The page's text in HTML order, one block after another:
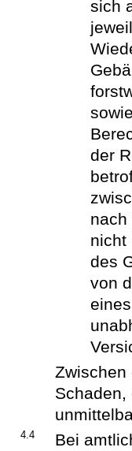
sich
der
nach
nicht
des
von
Zwischen
Schaden,
4.4 Bei